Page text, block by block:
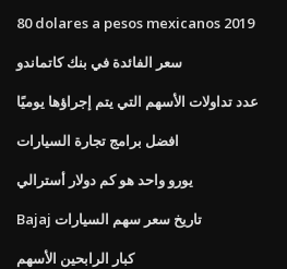
80 dolares a pesos mexicanos 2019
سعر الفائدة في بنك كاتماندو
عدد تداولات الأسهم التي يتم إجراؤها يوميًا
افضل برامج تجارة السيارات
يورو واحد هو كم دولار أسترالي
Bajaj تاريخ سعر سهم السيارات
كبار الرابحين الأسهم